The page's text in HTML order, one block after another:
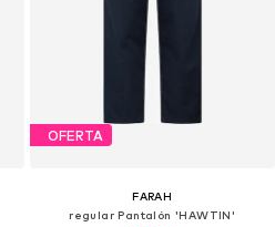
OFERTA
FARAH
regular Pantalón 'HAWTIN'